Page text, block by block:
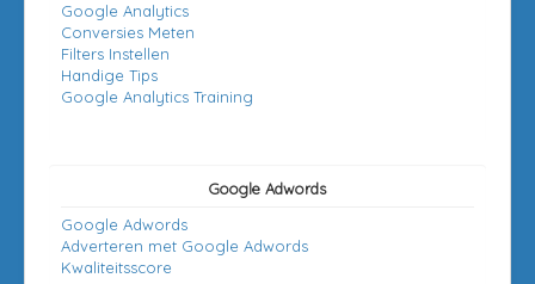
Google Analytics
Conversies Meten
Filters Instellen
Handige Tips
Google Analytics Training
Google Adwords
Google Adwords
Adverteren met Google Adwords
Kwaliteitsscore